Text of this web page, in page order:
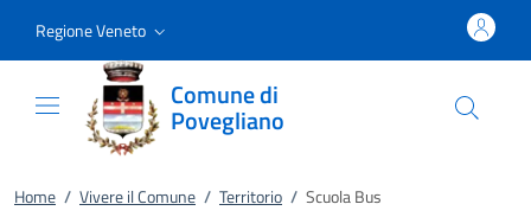
Regione Veneto
Comune di
Povegliano
Home / Vivere il Comune / Territorio / Scuola Bus